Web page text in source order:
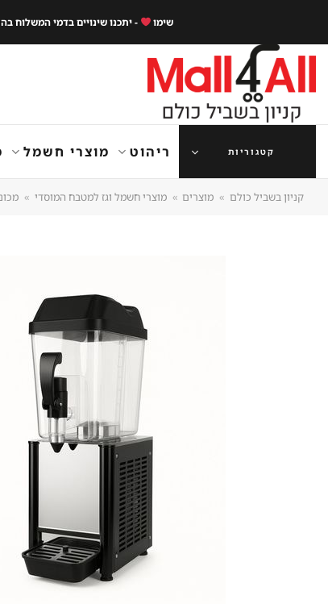
content
שימו - יתכנו שינויים בדמי המשלוח
קטגוריות ריהוט מוצרי חשמל
קניון בשביל כולם » מוצרים » מוצרי חשמל וגז למטבח המוסדי »